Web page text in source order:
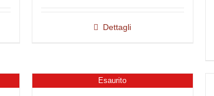
Dettagli
Esaurito